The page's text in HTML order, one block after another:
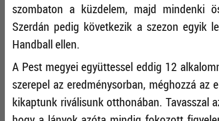
szombaton a küzdelem, majd mindenki
Szerdán pedig következik a szezon egyik
Handball ellen.
A Pest megyei együttessel eddig 12
szerepel az eredménysorban, méghozzá
kikaptunk riválisunk otthonában. Tavasszal